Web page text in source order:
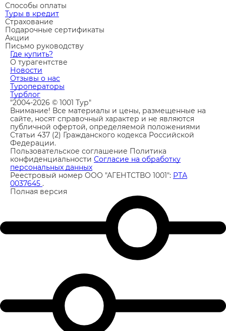
Способы оплаты
Туры в кредит
Страхование
Подарочные сертификаты
Акции
Письмо руководству
Где купить?
О турагентстве
Новости
Отзывы о нас
Туроператоры
Турблог
"2004-2026 © 1001 Тур"
Внимание! Все материалы и цены, размещенные на
сайте, носят справочный характер и не являются
публичной офертой, определяемой положениями
Статьи 437 (2) Гражданского кодекса Российской
Федерации.
Пользовательское соглашение Политика
конфиденциальности Согласие на обработку
персональных данных
Реестровый номер ООО "АГЕНТСТВО 1001": РТА
0037645 .
Полная версия